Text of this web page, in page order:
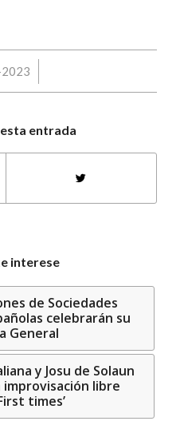
entrada
interese
de Sociedades
celebrarán su
General
y Josu de Solaun
improvisación libre
times’